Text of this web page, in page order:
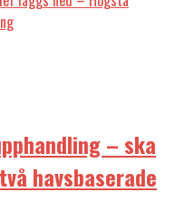
– ska
havsbaserade